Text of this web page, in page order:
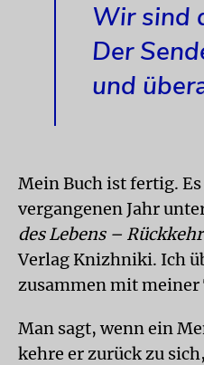
Wir sind
Der
und
Mein Buch ist fertig.
vergangenen Jahr
des Lebens –
Verlag Knizhniki. Ich
zusammen mit meiner
Man sagt, wenn ein
kehre er zurück zu